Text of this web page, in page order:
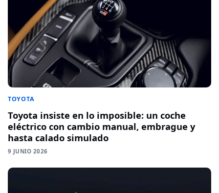
TOYOTA
Toyota insiste en lo imposible: un coche
eléctrico con cambio manual, embrague y
hasta calado simulado
9 JUNIO 2026